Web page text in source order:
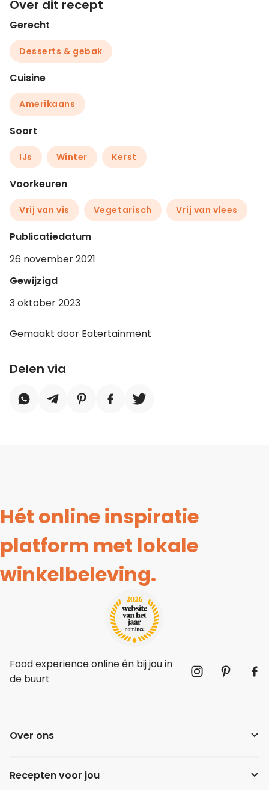
Over dit recept
Gerecht
Desserts & gebak
Cuisine
Amerikaans
Soort
IJs Winter Kerst
Voorkeuren
Vrij van vis Vegetarisch Vrij van vlees
Publicatiedatum
26 november 2021
Gewijzigd
3 oktober 2023
Gemaakt door Eatertainment
Delen via
Hét online inspiratie
platform met lokale
winkelbeleving.
Food experience online én bij jou in
de buurt
Over ons
Recepten voor jou